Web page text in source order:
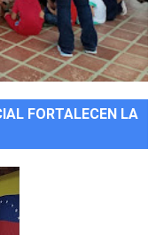
FORTALECEN LA